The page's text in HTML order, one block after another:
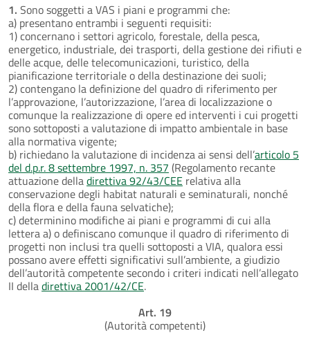
1. Sono soggetti a VAS i piani e programmi che:
a) presentano entrambi i seguenti requisiti:
1) concernano i settori agricolo, forestale, della pesca,
energetico, industriale, dei trasporti, della gestione dei rifiuti e
delle acque, delle telecomunicazioni, turistico, della
pianificazione territoriale o della destinazione dei suoli;
2) contengano la definizione del quadro di riferimento per
l’approvazione, l’autorizzazione, l’area di localizzazione o
comunque la realizzazione di opere ed interventi i cui progetti
sono sottoposti a valutazione di impatto ambientale in base
alla normativa vigente;
b) richiedano la valutazione di incidenza ai sensi dell’articolo 5
del d.p.r. 8 settembre 1997, n. 357 (Regolamento recante
attuazione delladirettiva 92/43/CEE relativa alla
conservazione degli habitat naturali e seminaturali, nonché
della flora e della fauna selvatiche);
c) determinino modifiche ai piani e programmi di cui alla
lettera a) o definiscano comunque il quadro di riferimento di
progetti non inclusi tra quelli sottoposti a VIA, qualora essi
possano avere effetti significativi sull’ambiente, a giudizio
dell’autorità competente secondo i criteri indicati nell’allegato
II delladirettiva 2001/42/CE.
Art. 19
(Autorità competenti)